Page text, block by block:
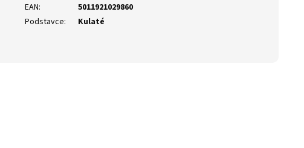
EAN:
5011921029860
Podstavce: Kulaté